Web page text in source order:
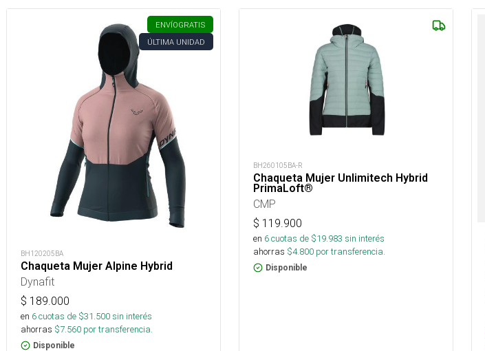
ENVÍOGRATIS
ÚLTIMA UNIDAD
BH120205BA
Chaqueta Mujer Alpine Hybrid
Dynafit
$ 189.000
en 6cuotas de $31.500sin interés
ahorras $7.560 por transferencia.
Disponible
BH260105BA-R
Chaqueta Mujer Unlimitech Hybrid
PrimaLoft®
CMP
$ 119.900
en 6cuotas de $19.983 sin interés
ahorras $4.800 por transferencia.
Disponible